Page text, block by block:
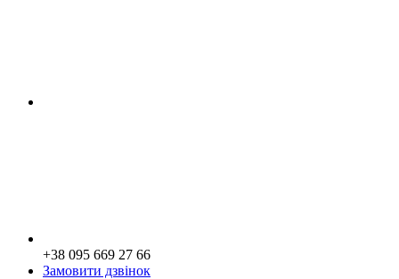
+38 095 669 27 66
Замовити дзвінок